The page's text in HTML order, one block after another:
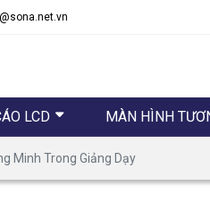
LCD MÀN HÌNH
Minh Trong Giảng Dạy